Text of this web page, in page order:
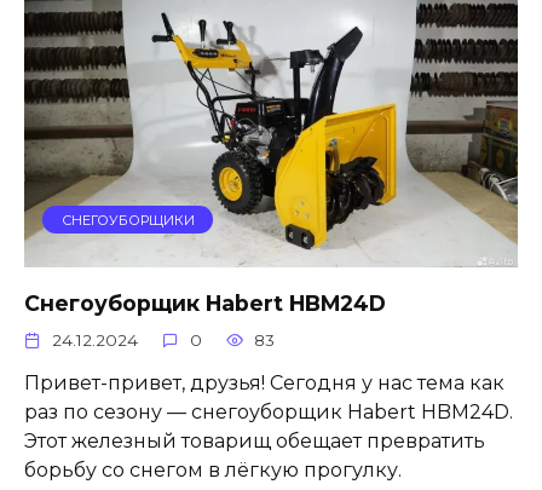
СНЕГОУБОРЩИКИ
Снегоуборщик Habert HBM24D
24.12.2024 0 83
Привет-привет, друзья! Сегодня у нас тема как
раз по сезону — снегоуборщик Habert HBM24D.
Этот железный товарищ обещает превратить
борьбу со снегом в лёгкую прогулку.